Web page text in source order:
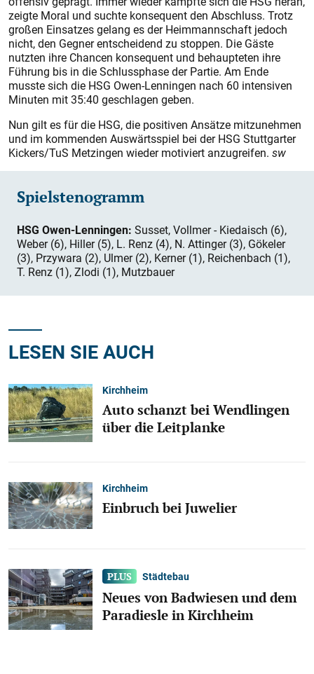
zeigte Moral und suchte konsequent den Abschluss. Trotz
großen Einsatzes gelang es der Heimmannschaft jedoch
nicht, den Gegner entscheidend zu stoppen. Die Gäste
nutzten ihre Chancen konsequent und behaupteten ihre
Führung bis in die Schlussphase der Partie. Am Ende
musste sich die HSG Owen-Lenningen nach 60 intensiven
Minuten mit 35:40 geschlagen geben.
Nun gilt es für die HSG, die positiven Ansätze mitzunehmen
und im kommenden Auswärtsspiel bei der HSG Stuttgarter
Kickers/TuS Metzingen wieder motiviert anzugreifen. sw
Spielstenogramm
HSG Owen-Lenningen: Susset, Vollmer - Kiedaisch (6),
Weber (6), Hiller (5), L. Renz (4), N. Attinger (3), Gökeler
(3), Przywara (2), Ulmer (2), Kerner (1), Reichenbach (1),
T. Renz (1), Zlodi (1), Mutzbauer
LESEN SIE AUCH
Kirchheim
Auto schanzt bei Wendlingen
über die Leitplanke
Kirchheim
Einbruch bei Juwelier
Städtebau
Neues von Badwiesen und dem
Paradiesle in Kirchheim